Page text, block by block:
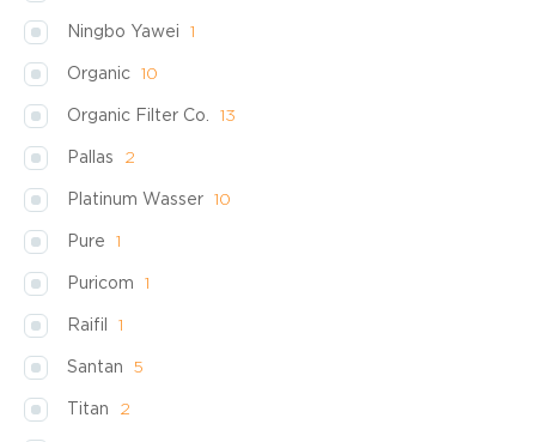
Ningbo Yawei 1
Organic 10
Organic Filter Co. 13
Pallas 2
Platinum Wasser 10
Pure 1
Puricom 1
Raifil 1
Santan 5
Titan 2